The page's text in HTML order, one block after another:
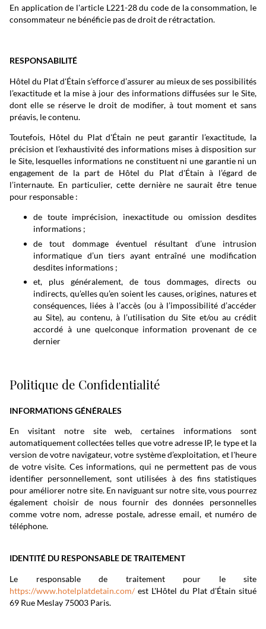
En application de l'article L221-28 du code de la consommation, le
consommateur ne bénéficie pas de droit de rétractation.
RESPONSABILITÉ
Hôtel du Plat d'Étain s’efforce d’assurer au mieux de ses possibilités
l’exactitude et la mise à jour des informations diffusées sur le Site,
dont elle se réserve le droit de modifier, à tout moment et sans
préavis, le contenu.
Toutefois, Hôtel du Plat d'Étain ne peut garantir l’exactitude, la
précision et l’exhaustivité des informations mises à disposition sur
le Site, lesquelles informations ne constituent ni une garantie ni un
engagement de la part de Hôtel du Plat d'Étain à l’égard de
l’internaute. En particulier, cette dernière ne saurait être tenue
pour responsable :
de toute imprécision, inexactitude ou omission desdites
informations ;
de tout dommage éventuel résultant d’une intrusion
informatique d’un tiers ayant entraîné une modification
desdites informations ;
et, plus généralement, de tous dommages, directs ou
indirects, qu’elles qu’en soient les causes, origines, natures et
conséquences, liées à l’accès (ou à l’impossibilité d’accéder
au Site), au contenu, à l’utilisation du Site et/ou au crédit
accordé à une quelconque information provenant de ce
dernier
Politique de Confidentialité
INFORMATIONS GÉNÉRALES
En visitant notre site web, certaines informations sont
automatiquement collectées telles que votre adresse IP, le type et la
version de votre navigateur, votre système d’exploitation, et l'heure
de votre visite. Ces informations, qui ne permettent pas de vous
identifier personnellement, sont utilisées à des fins statistiques
pour améliorer notre site. En naviguant sur notre site, vous pourrez
également choisir de nous fournir des données personnelles
comme votre nom, adresse postale, adresse email, et numéro de
téléphone.
IDENTITÉ DU RESPONSABLE DE TRAITEMENT
Le responsable de traitement pour le site
https://www.hotelplatdetain.com/ est L'Hôtel du Plat d'Étain situé
69 Rue Meslay 75003 Paris.